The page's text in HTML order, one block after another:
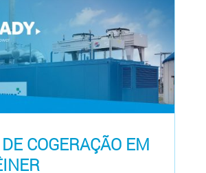
COGERAÇÃO EM